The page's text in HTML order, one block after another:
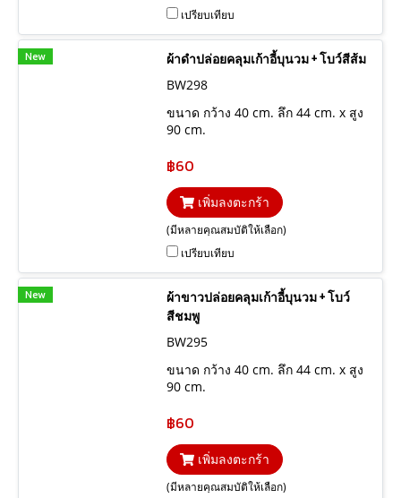
เปรียบเทียบ
New
ผ้าดำปล่อยคลุมเก้าอี้บุนวม + โบว์สีส้ม
BW298
ขนาด กว้าง 40 cm. ลึก 44 cm. x สูง
90 cm.
฿60
เพิ่มลงตะกร้า
(มีหลายคุณสมบัติให้เลือก)
เปรียบเทียบ
New
ผ้าขาวปล่อยคลุมเก้าอี้บุนวม + โบว์
สีชมพู
BW295
ขนาด กว้าง 40 cm. ลึก 44 cm. x สูง
90 cm.
฿60
เพิ่มลงตะกร้า
(มีหลายคุณสมบัติให้เลือก)